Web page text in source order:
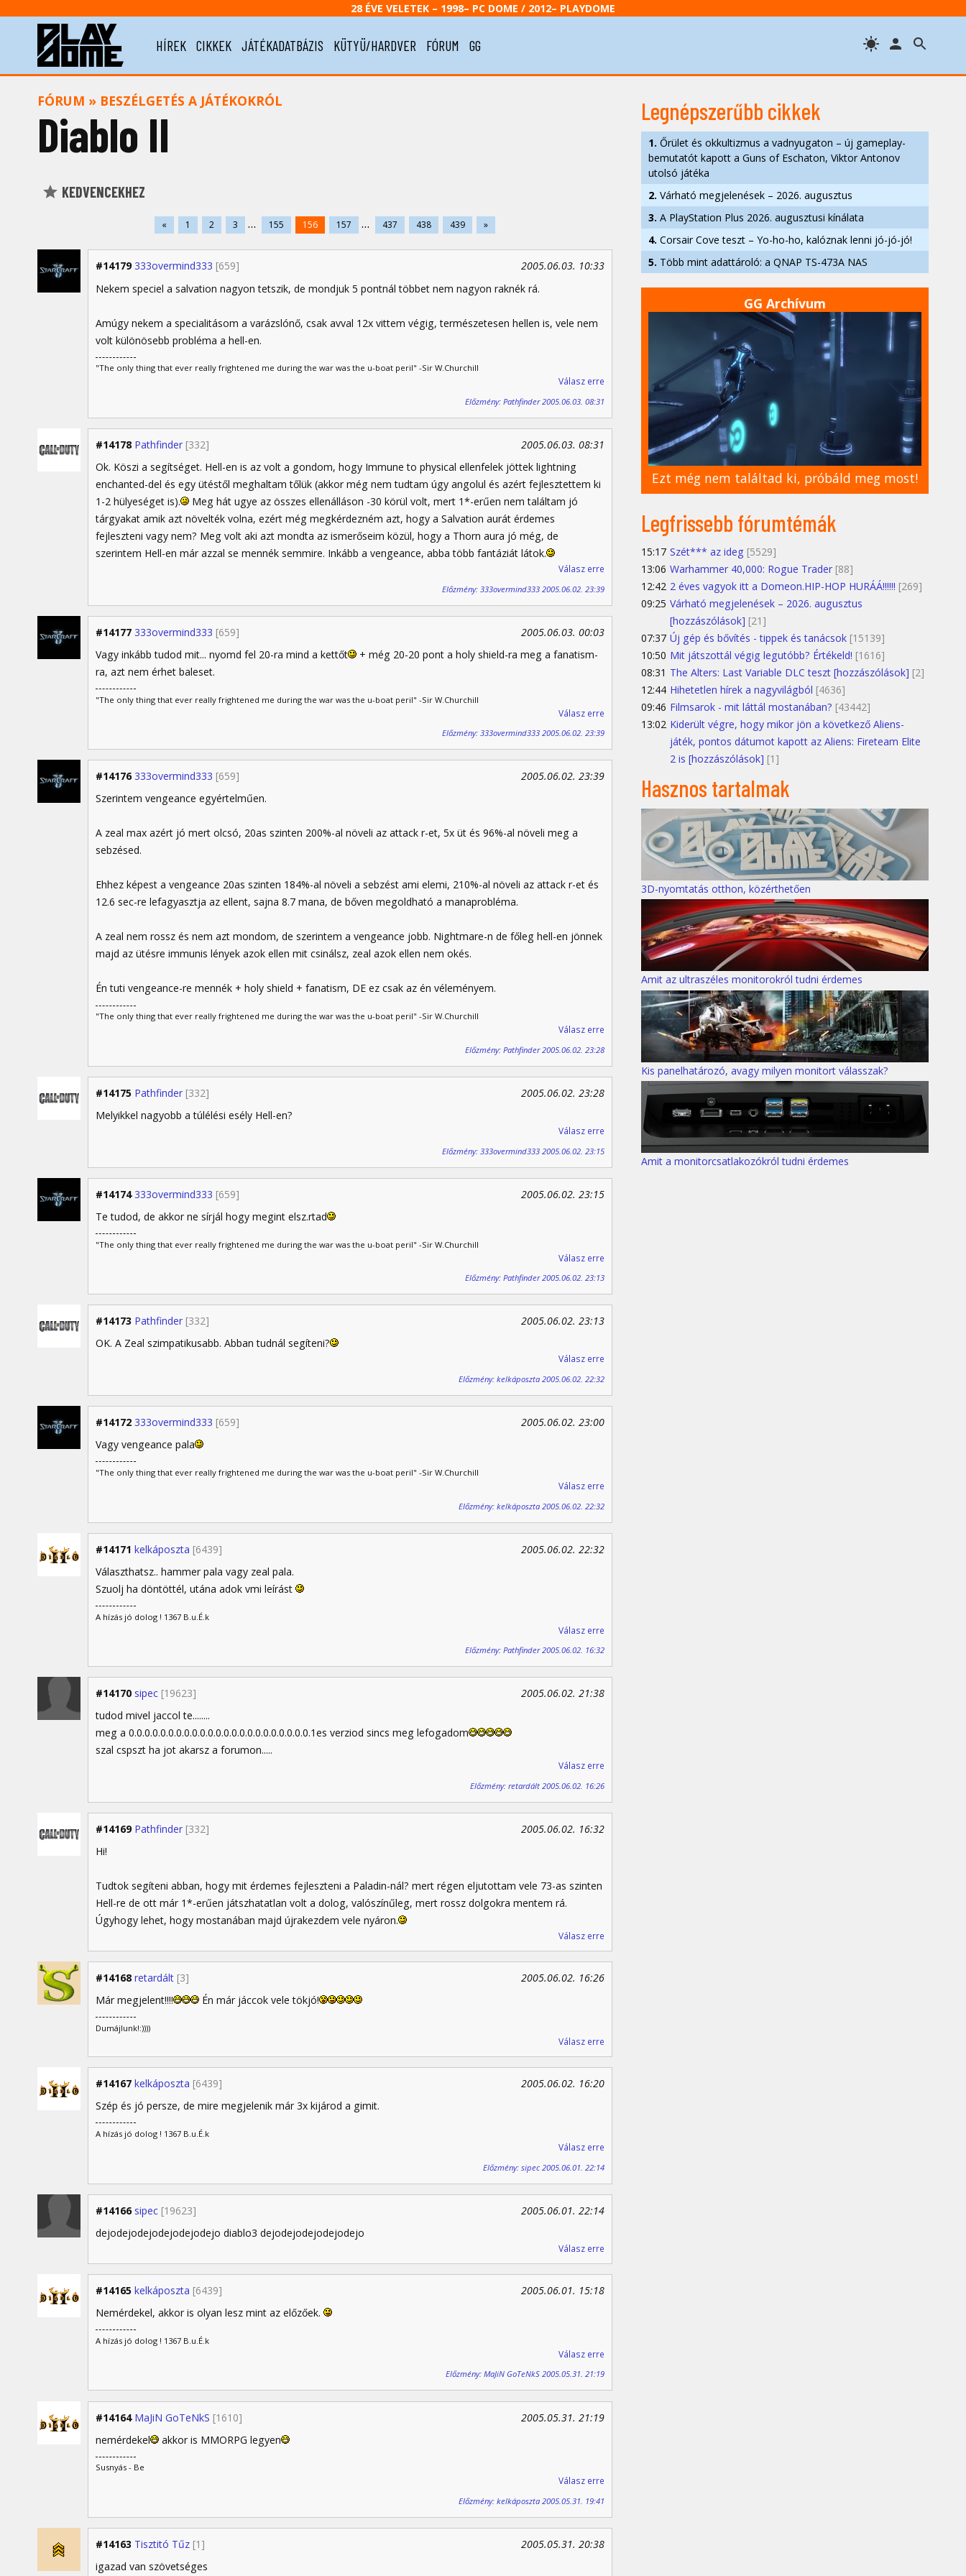
28 ÉVE VELETEK – 1998– PC DOME / 2012– PLAYDOME
HÍREK CIKKEK JÁTÉKADATBÁZIS KÜTYÜ/HARDVER FÓRUM GG
FÓRUM » BESZÉLGETÉS A JÁTÉKOKRÓL
Diablo II
KEDVENCEKHEZ
« 1 2 3 ... 155 156 157 ... 437 438 439 »
#14179 333overmind333 [659]
2005.06.03. 10:33
Nekem speciel a salvation nagyon tetszik, de mondjuk 5 pontnál többet nem nagyon raknék rá.
Amúgy nekem a specialitásom a varázslónő, csak avval 12x vittem végig, természetesen hellen is, vele nem
volt különösebb probléma a hell-en.
"The only thing that ever really frightened me during the war was the u-boat peril" -Sir W.Churchill
Válasz erre
Előzmény: Pathfinder 2005.06.03. 08:31
#14178 Pathfinder [332]
2005.06.03. 08:31
Ok. Köszi a segítséget. Hell-en is az volt a gondom, hogy Immune to physical ellenfelek jöttek lightning
enchanted-del és egy ütéstől meghaltam tőlük (akkor még nem tudtam úgy angolul és azért fejlesztettem ki
1-2 hülyeséget is).
Meg hát ugye az összes ellenálláson -30 körül volt, mert 1*-erűen nem találtam jó
tárgyakat amik azt növelték volna, ezért még megkérdezném azt, hogy a Salvation aurát érdemes
fejleszteni vagy nem? Meg volt aki azt mondta az ismerőseim közül, hogy a Thorn aura jó még, de
szerintem Hell-en már azzal se mennék semmire. Inkább a vengeance, abba több fantáziát látok.
Válasz erre
Előzmény: 333overmind333 2005.06.02. 23:39
#14177 333overmind333 [659]
2005.06.03. 00:03
Vagy inkább tudod mit... nyomd fel 20-ra mind a kettőt
+ még 20-20 pont a holy shield-ra meg a fanatism-
ra, azt nem érhet baleset.
"The only thing that ever really frightened me during the war was the u-boat peril" -Sir W.Churchill
Válasz erre
Előzmény: 333overmind333 2005.06.02. 23:39
#14176 333overmind333 [659]
2005.06.02. 23:39
Szerintem vengeance egyértelműen.
A zeal max azért jó mert olcsó, 20as szinten 200%-al növeli az attack r-et, 5x üt és 96%-al növeli meg a
sebzésed.
Ehhez képest a vengeance 20as szinten 184%-al növeli a sebzést ami elemi, 210%-al növeli az attack r-et és
12.6 sec-re lefagyasztja az ellent, sajna 8.7 mana, de bőven megoldható a manaprobléma.
A zeal nem rossz és nem azt mondom, de szerintem a vengeance jobb. Nightmare-n de főleg hell-en jönnek
majd az ütésre immunis lények azok ellen mit csinálsz, zeal azok ellen nem okés.
Én tuti vengeance-re mennék + holy shield + fanatism, DE ez csak az én véleményem.
"The only thing that ever really frightened me during the war was the u-boat peril" -Sir W.Churchill
Válasz erre
Előzmény: Pathfinder 2005.06.02. 23:28
#14175 Pathfinder [332]
2005.06.02. 23:28
Melyikkel nagyobb a túlélési esély Hell-en?
Válasz erre
Előzmény: 333overmind333 2005.06.02. 23:15
#14174 333overmind333 [659]
2005.06.02. 23:15
Te tudod, de akkor ne sírjál hogy megint elsz.rtad
"The only thing that ever really frightened me during the war was the u-boat peril" -Sir W.Churchill
Válasz erre
Előzmény: Pathfinder 2005.06.02. 23:13
#14173 Pathfinder [332]
2005.06.02. 23:13
OK. A Zeal szimpatikusabb. Abban tudnál segíteni?
Válasz erre
Előzmény: kelkáposzta 2005.06.02. 22:32
#14172 333overmind333 [659]
2005.06.02. 23:00
Vagy vengeance pala
"The only thing that ever really frightened me during the war was the u-boat peril" -Sir W.Churchill
Válasz erre
Előzmény: kelkáposzta 2005.06.02. 22:32
#14171 kelkáposzta [6439]
2005.06.02. 22:32
Választhatsz.. hammer pala vagy zeal pala.
Szuolj ha döntöttél, utána adok vmi leírást
A hízás jó dolog ! 1367 B.u.É.k
Válasz erre
Előzmény: Pathfinder 2005.06.02. 16:32
#14170 sipec [19623]
2005.06.02. 21:38
tudod mivel jaccol te........
meg a 0.0.0.0.0.0.0.0.0.0.0.0.0.0.0.0.0.0.0.0.0.0.0.1es verziod sincs meg lefogadom
szal cspszt ha jot akarsz a forumon.....
Válasz erre
Előzmény: retardált 2005.06.02. 16:26
#14169 Pathfinder [332]
2005.06.02. 16:32
Hi!
Tudtok segíteni abban, hogy mit érdemes fejleszteni a Paladin-nál? mert régen eljutottam vele 73-as szinten
Hell-re de ott már 1*-erűen játszhatatlan volt a dolog, valószínűleg, mert rossz dolgokra mentem rá.
Úgyhogy lehet, hogy mostanában majd újrakezdem vele nyáron.
Válasz erre
#14168 retardált [3]
2005.06.02. 16:26
Már megjelent!!!!
Én már jáccok vele tökjó!
Dumájlunk!:))))
Válasz erre
#14167 kelkáposzta [6439]
2005.06.02. 16:20
Szép és jó persze, de mire megjelenik már 3x kijárod a gimit.
A hízás jó dolog ! 1367 B.u.É.k
Válasz erre
Előzmény: sipec 2005.06.01. 22:14
#14166 sipec [19623]
2005.06.01. 22:14
dejodejodejodejodejodejo diablo3 dejodejodejodejodejo
Válasz erre
#14165 kelkáposzta [6439]
2005.06.01. 15:18
Nemérdekel, akkor is olyan lesz mint az előzőek.
A hízás jó dolog ! 1367 B.u.É.k
Válasz erre
Előzmény: MaJiN GoTeNkS 2005.05.31. 21:19
#14164 MaJiN GoTeNkS [1610]
2005.05.31. 21:19
nemérdekel
akkor is MMORPG legyen
Susnyás - Be
Válasz erre
Előzmény: kelkáposzta 2005.05.31. 19:41
#14163 Tisztitó Tűz [1]
2005.05.31. 20:38
igazad van szövetséges
Legnépszerűbb cikkek
1. Őrület és okkultizmus a vadnyugaton – új gameplay-
bemutatót kapott a Guns of Eschaton, Viktor Antonov
utolsó játéka
2. Várható megjelenések – 2026. augusztus
3. A PlayStation Plus 2026. augusztusi kínálata
4. Corsair Cove teszt – Yo-ho-ho, kalóznak lenni jó-jó-jó!
5. Több mint adattároló: a QNAP TS-473A NAS
GG Archívum
Ezt még nem találtad ki, próbáld meg most!
Legfrissebb fórumtémák
15:17 Szét*** az ideg [5529]
13:06 Warhammer 40,000: Rogue Trader [88]
12:42 2 éves vagyok itt a Domeon.HIP-HOP HURÁÁ!!!!!! [269]
09:25 Várható megjelenések – 2026. augusztus
[hozzászólások] [21]
07:37 Új gép és bővítés - tippek és tanácsok [15139]
10:50 Mit játszottál végig legutóbb? Értékeld! [1616]
08:31 The Alters: Last Variable DLC teszt [hozzászólások] [2]
12:44 Hihetetlen hírek a nagyvilágból [4636]
09:46 Filmsarok - mit láttál mostanában? [43442]
13:02 Kiderült végre, hogy mikor jön a következő Aliens-
játék, pontos dátumot kapott az Aliens: Fireteam Elite
2 is [hozzászólások] [1]
Hasznos tartalmak
3D-nyomtatás otthon, közérthetően
Amit az ultraszéles monitorokról tudni érdemes
Kis panelhatározó, avagy milyen monitort válasszak?
Amit a monitorcsatlakozókról tudni érdemes